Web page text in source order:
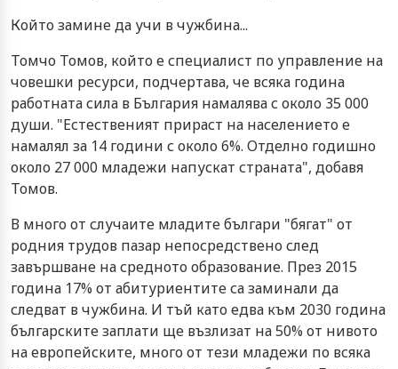
Който замине да учи в чужбина...
Томчо Томов, който е специалист по управление на
човешки ресурси, подчертава, че всяка година
работната сила в България намалява с около 35 000
души. "Естественият прираст на населението е
намалял за 14 години с около 6%. Отделно годишно
около 27 000 младежи напускат страната", добавя
Томов.
В много от случаите младите българи "бягат" от
родния трудов пазар непосредствено след
завършване на средното образование. През 2015
година 17% от абитуриентите са заминали да
следват в чужбина. И тъй като едва към 2030 година
българските заплати ще възлизат на 50% от нивото
на европейските, много от тези младежи по всяка